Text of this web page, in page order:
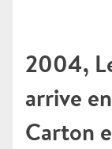
2004,
arrive
Carton